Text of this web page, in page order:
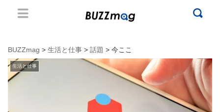
BUZZmag > 生活と仕事 > 話題 > 今ここ
生活と仕事